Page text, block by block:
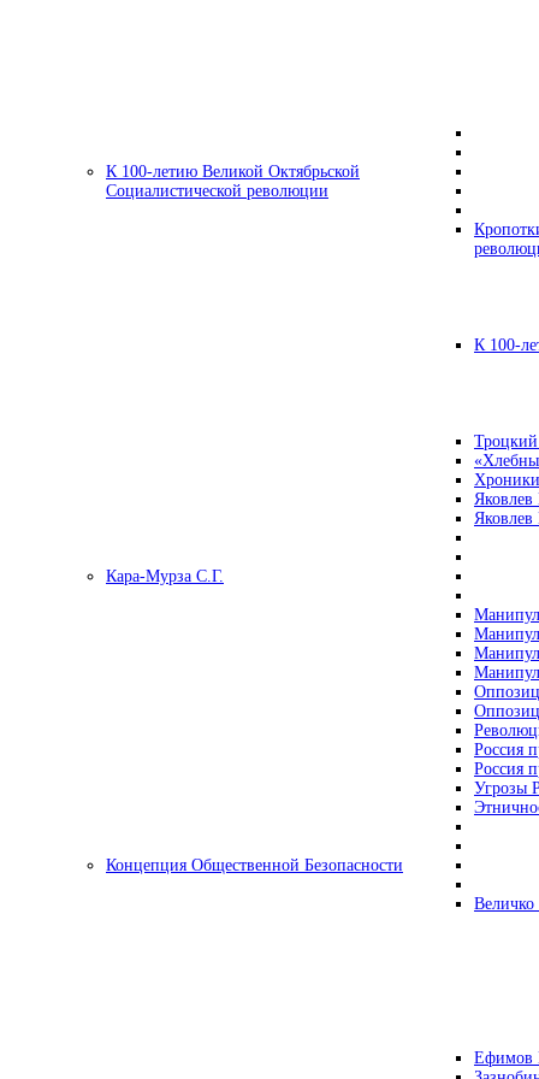
К 100-летию Великой Октябрьской
Социалистической революции
К 100-
Кара-Мурза С.Г.
Россия
Россия
Угрозы
Концепция Общественной Безопасности
Ефимов